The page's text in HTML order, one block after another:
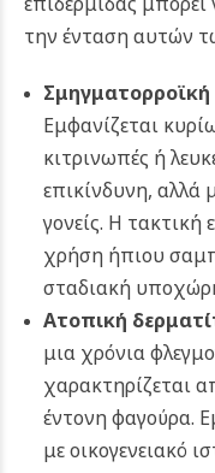
την ένταση αυτών
Σμηγματορροϊκή
Εμφανίζεται
κιτρινωπές ή
επικίνδυνη, αλλά
γονείς. Η τακτική
χρήση ήπιου
σταδιακή
Ατοπική
μια χρόνια
χαρακτηρίζεται
έντονη φαγούρα.
με οικογενειακό